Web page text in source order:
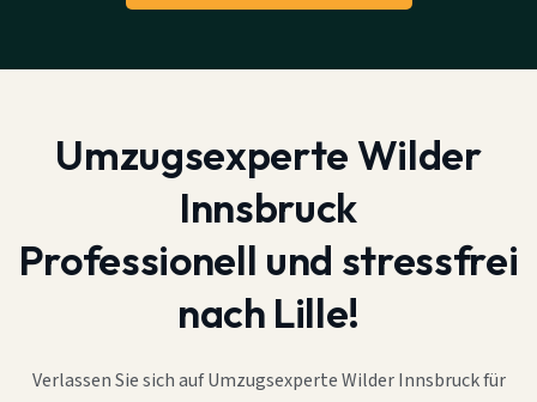
Umzugsexperte Wilder
Innsbruck
Professionell und stressfrei
nach Lille!
Verlassen Sie sich auf Umzugsexperte Wilder Innsbruck für